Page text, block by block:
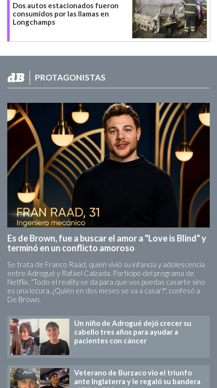
Dos autos estacionados fueron
consumidos por las llamas en
Longchamps
PROTAGONISTAS
Es de Brown, fue a buscar el amor a "Love is Blind" y
terminó en un conflicto amoroso
Se trata de Franco Raad, quien vivió su infancia y adolescencia
entre Adrogué y Rafael Calzada. Participó del programa de
Netflix. "Todo el reality se da para que vos puedas casarte sino
es una locura. ¿Quién en dos meses se va a casar?", confesó a
De Brown.
Un niño de Adrogué dejó crecer su
cabello tres años para ayudar a
pacientes con cáncer
Veterano de Burzaco vio el triunfo
ante Inglaterra y le regaló su bandera